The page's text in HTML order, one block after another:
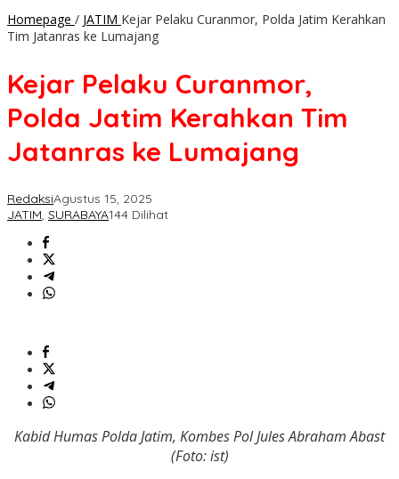
Homepage / JATIM Kejar Pelaku Curanmor, Polda Jatim Kerahkan
Tim Jatanras ke Lumajang
Kejar Pelaku Curanmor,
Polda Jatim Kerahkan Tim
Jatanras ke Lumajang
RedaksiAgustus 15, 2025
JATIM, SURABAYA144 Dilihat
Kabid Humas Polda Jatim, Kombes Pol Jules Abraham Abast
(Foto: ist)